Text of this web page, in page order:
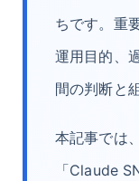
ちです。重
運用目的、
間の判断と
本記事では
「Claude